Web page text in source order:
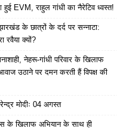
हुई EVM, राहुल गांधी का नैरेटिव ध्वस्त!
के छात्रों के दर्द पर सन्नाटा:
रवैया क्यों?
नेहरू-गांधी परिवार के खिलाफ
उठाने पर दमन करती हैं विपक्ष की
मोदीः 04 अगस्त
के खिलाफ अभियान के साथ ही